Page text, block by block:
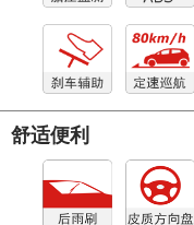
舒适便利